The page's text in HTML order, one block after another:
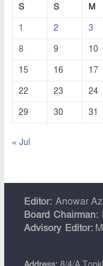
S
S M
1
2 3
8
9 10
15
16 17
22
23 24
29
30 31
« Jul
Editor: Anowar
Board Chairman:
Advisory Editor: